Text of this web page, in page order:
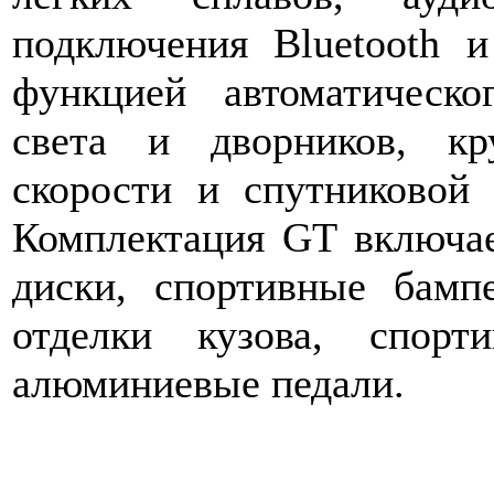
подключения Bluetooth
функцией
света и дворников,
скорости и
Комплектация GT
диски, спортивные
отделки кузова,
алюминиевые педали.